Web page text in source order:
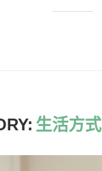
生活方式